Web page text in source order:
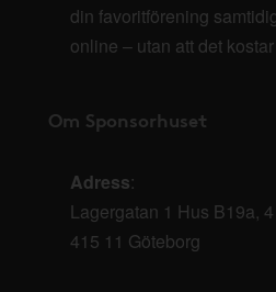
din favoritförening
online – utan att det
Om Sponsorhuset
Adress:
Lagergatan 1 Hus B19a,
415 11 Göteborg